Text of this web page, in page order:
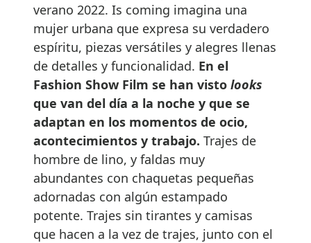
verano 2022. Is coming imagina una
mujer urbana que expresa su verdadero
espíritu, piezas versátiles y alegres llenas
de detalles y funcionalidad. En el
Fashion Show Film se han visto looks
que van del día a la noche y que se
adaptan en los momentos de ocio,
acontecimientos y trabajo. Trajes de
hombre de lino, y faldas muy
abundantes con chaquetas pequeñas
adornadas con algún estampado
potente. Trajes sin tirantes y camisas
que hacen a la vez de trajes, junto con el